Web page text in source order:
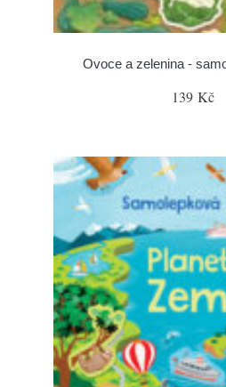
Ovoce a zelenina -
139 Kč